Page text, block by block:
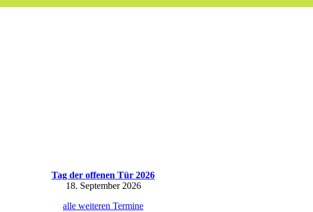
Tag der offenen Tür 2026
18. September 2026
alle weiteren Termine